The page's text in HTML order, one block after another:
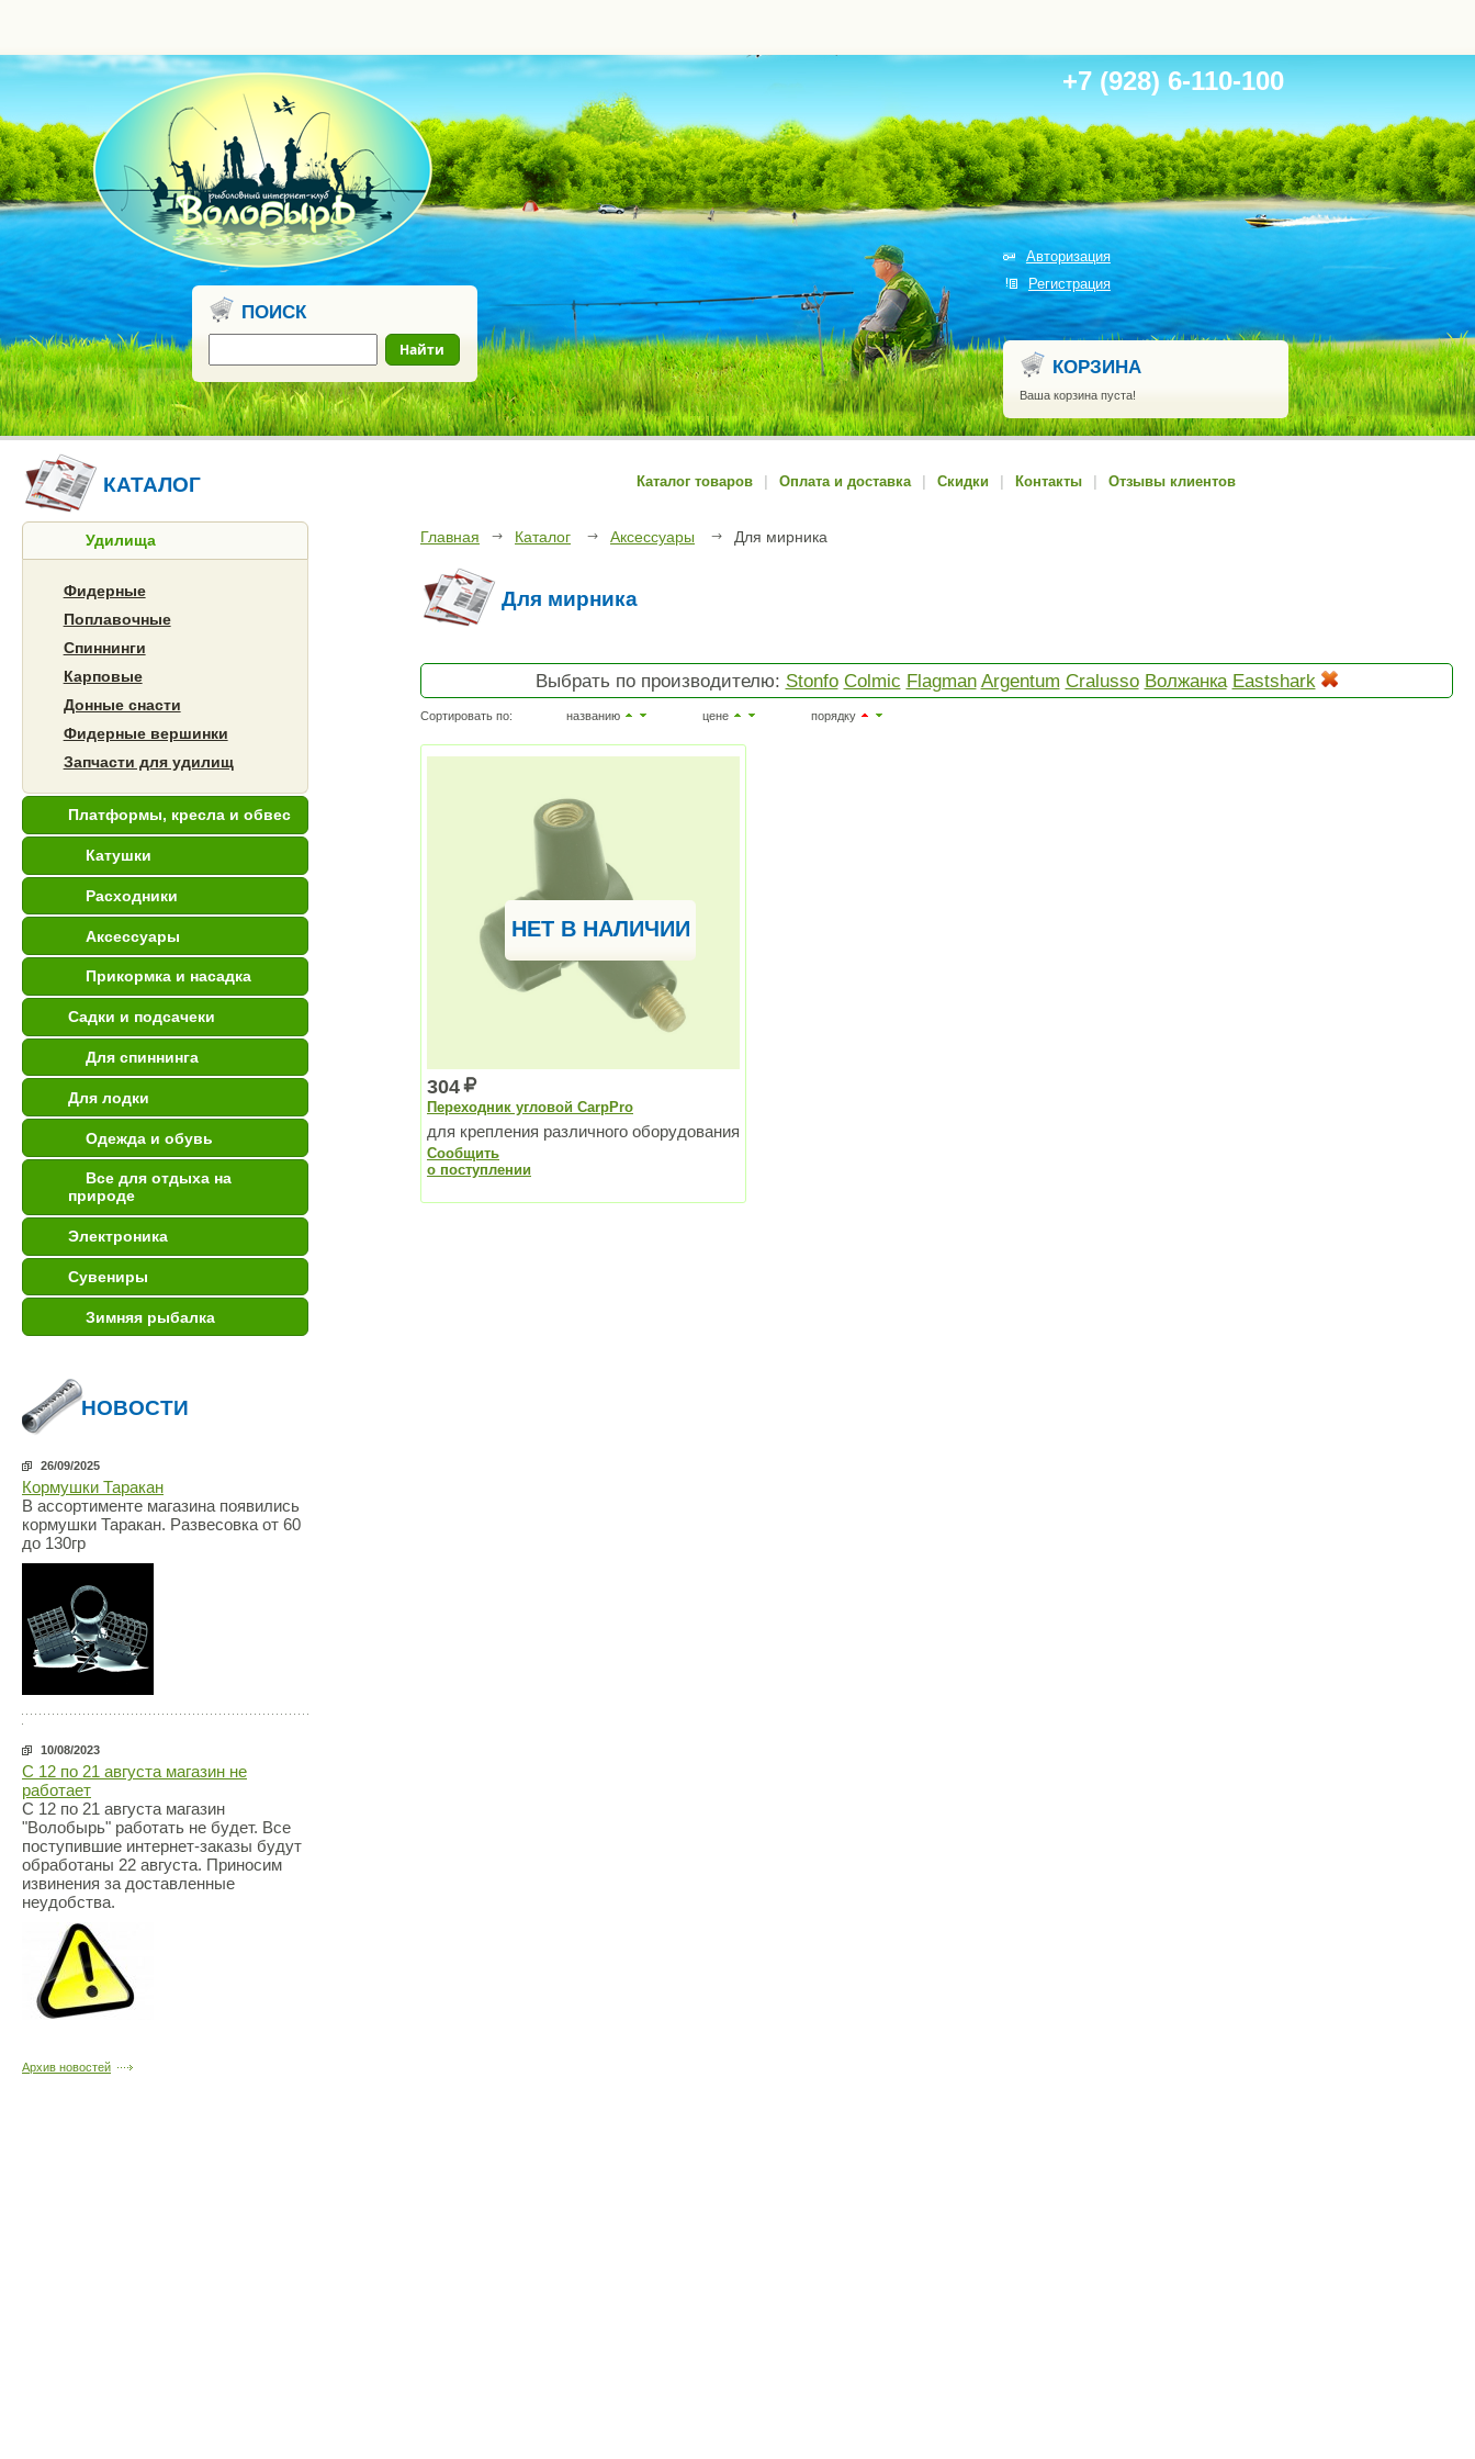
рублей
Авторизация
Регистрация
+7 (928) 6-110-100
КОРЗИНА
Ваша корзина пуста!
ПОИСК
Найти
КАТАЛОГ
Удилища
Фидерные
Поплавочные
Спиннинги
Карповые
Донные снасти
Фидерные вершинки
Запчасти для удилищ
Платформы, кресла и обвес
Катушки
Расходники
Аксессуары
Прикормка и насадка
Садки и подсачеки
Для спиннинга
Для лодки
Одежда и обувь
Все для отдыха на
природе
Электроника
Сувениры
Зимняя рыбалка
НОВОСТИ
26/09/2025
Кормушки Таракан
В ассортименте магазина появились
кормушки Таракан. Развесовка от 60
до 130гр
10/08/2023
С 12 по 21 августа магазин не
работает
С 12 по 21 августа магазин
"Волобырь" работать не будет. Все
поступившие интернет-заказы будут
обработаны 22 августа. Приносим
извинения за доставленные
неудобства.
Архив новостей
Каталог товаров Оплата и доставка Скидки Контакты Отзывы клиентов
Главная Каталог Аксессуары Для мирника
Для мирника
Выбрать по производителю: Stonfo Colmic Flagman Argentum Cralusso Волжанка Eastshark
Сортировать по: названию цене порядку
НЕТ В НАЛИЧИИ
304
Переходник угловой CarpPro
для крепления различного оборудования
Сообщить
о поступлении